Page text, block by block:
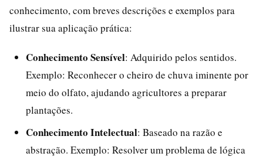
conhecimento, com breves descrições e exemplos para
ilustrar sua aplicação prática:
Conhecimento Sensível: Adquirido pelos sentidos.
Exemplo: Reconhecer o cheiro de chuva iminente por
meio do olfato, ajudando agricultores a preparar
plantações.
Conhecimento Intelectual: Baseado na razão e
abstração. Exemplo: Resolver um problema de lógica